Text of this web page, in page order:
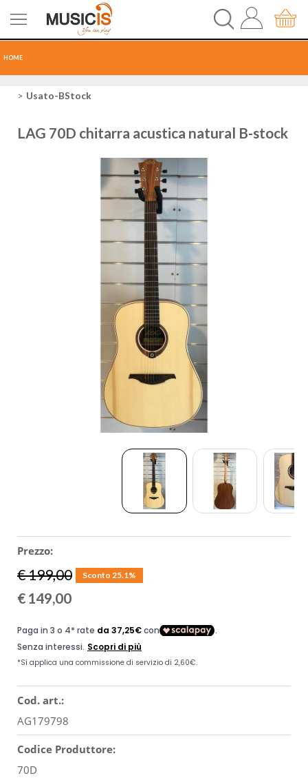
HOME
CHITARRE
TASTI
Usato-BStock
LAG 70D chitarra acustica natural B-stock
Prezzo:
€ 199,00 Sconto 25.1%
€ 149,00
Cod. art.:
AG179798
Codice Produttore:
70D